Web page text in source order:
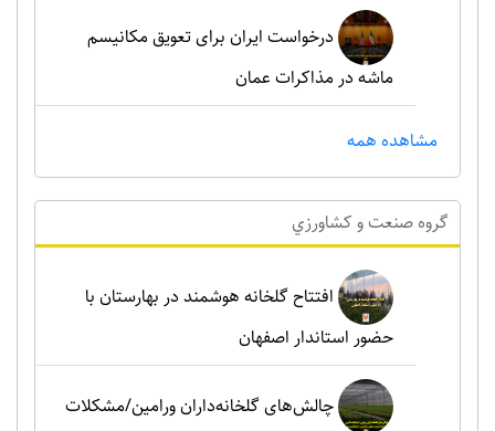
درخواست ایران برای تعویق مکانیسم
ماشه در مذاکرات عمان
مشاهده همه
گروه صنعت و کشاورزي
افتتاح گلخانه هوشمند در بهارستان با
حضور استاندار اصفهان
چالش‌های گلخانه‌داران ورامین/مشکلات